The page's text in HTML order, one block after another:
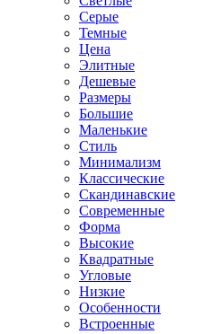
Серые
Темные
Цена
Элитные
Дешевые
Размеры
Большие
Маленькие
Стиль
Минимализм
Классические
Скандинавские
Современные
Форма
Высокие
Квадратные
Угловые
Низкие
Особенности
Встроенные